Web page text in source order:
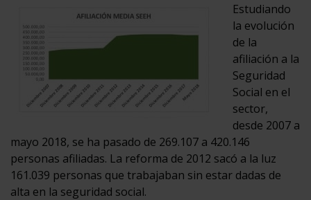
Estudiando
la evolución
de la
afiliación a la
Seguridad
Social en el
sector,
desde 2007 a
mayo 2018, se ha pasado de 269.107 a 420.146
personas afiliadas. La reforma de 2012 sacó a la luz
161.039 personas que trabajaban sin estar dadas de
alta en la seguridad social.